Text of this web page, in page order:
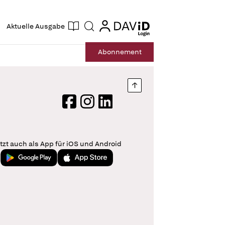
Aktuelle Ausgabe Suche login
login
Abonnement
Nach oben springen
FacebookInstagram
LinkedIn
auch als App für iOS und Android
Jetzt bei Google PlayLaden im App Store